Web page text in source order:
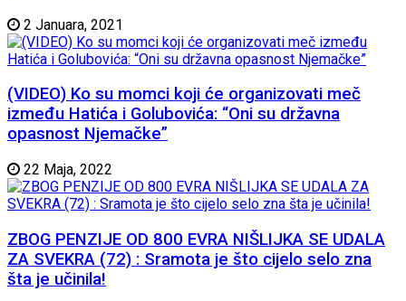
2 Januara, 2021
(VIDEO) Ko su momci koji će organizovati meč
između Hatića i Golubovića: “Oni su državna
opasnost Njemačke”
22 Maja, 2022
ZBOG PENZIJE OD 800 EVRA NIŠLIJKA SE UDALA
ZA SVEKRA (72) : Sramota je što cijelo selo zna
šta je učinila!